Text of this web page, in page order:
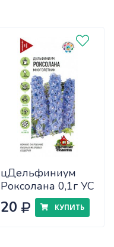
цДельфиниум
Роксолана 0,1г УС
20 КУПИТЬ